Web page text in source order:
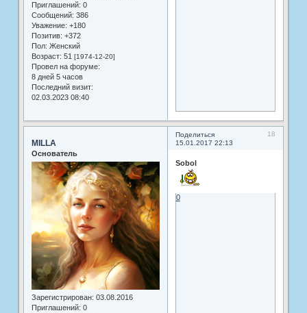
Приглашений: 0
Сообщений: 386
Уважение: +180
Позитив: +372
Пол: Женский
Возраст: 51 [1974-12-20]
Провел на форуме:
8 дней 5 часов
Последний визит:
02.03.2023 08:40
Поделиться
18
15.01.2017 22:13
MILLA
Основатель
Зарегистрирован: 03.08.2016
Приглашений: 0
Sobol
0